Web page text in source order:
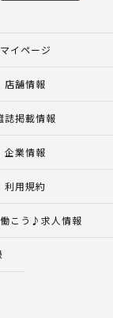
マイページ
店舗情報
誌掲載情報
企業情報
利用規約
こう♪求人情報